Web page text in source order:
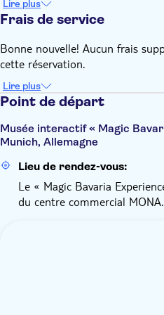
Lire plus
Frais de service
Bonne nouvelle! Aucun frais
cette réservation.
Lire plus
Point de départ
Musée interactif « Magic
Munich, Allemagne
Lieu de rendez-vous:
Le « Magic Bavaria
du centre commercial MONA.